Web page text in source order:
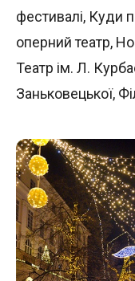
фестивалі, Куди
оперний театр,
Театр ім. Л.
Заньковецької,